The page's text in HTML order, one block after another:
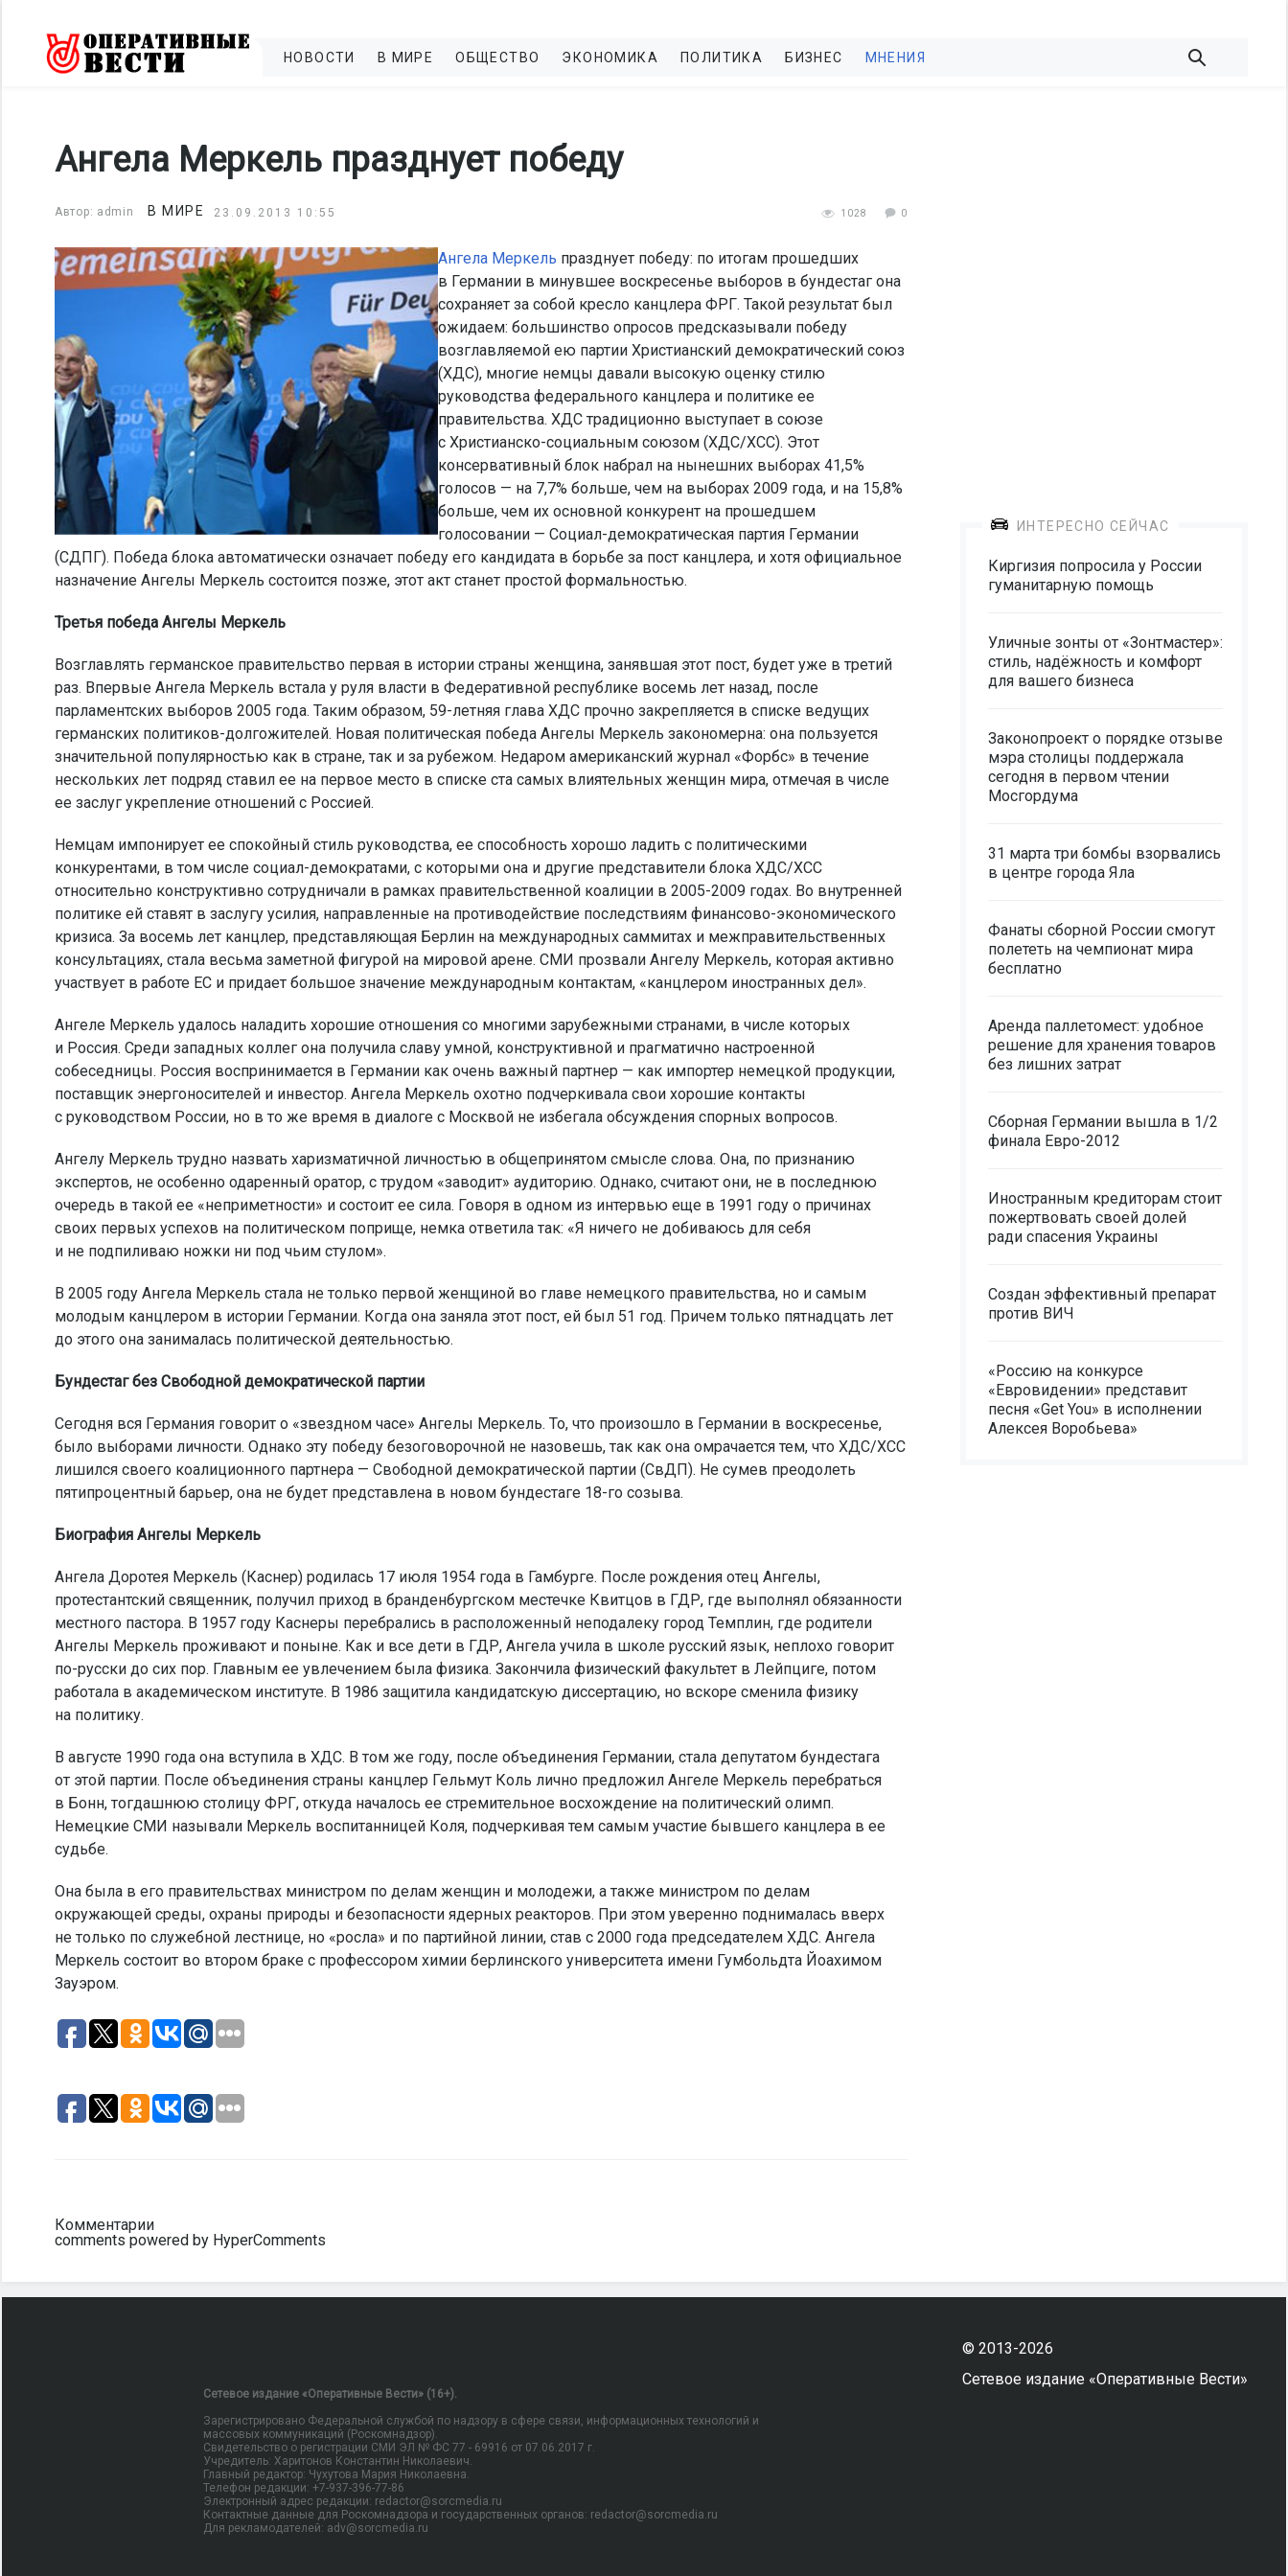
НОВОСТИ В МИРЕ ОБЩЕСТВО ЭКОНОМИКА ПОЛИТИКА БИЗНЕС МНЕНИЯ
Ангела Меркель празднует победу
Автор: admin В МИРЕ 23.09.2013 10:55 1028 0
Ангела Меркель празднует победу: по итогам прошедших
в Германии в минувшее воскресенье выборов в бундестаг она
сохраняет за собой кресло канцлера ФРГ. Такой результат был
ожидаем: большинство опросов предсказывали победу
возглавляемой ею партии Христианский демократический союз
(ХДС), многие немцы давали высокую оценку стилю
руководства федерального канцлера и политике ее
правительства. ХДС традиционно выступает в союзе
с Христианско-социальным союзом (ХДС/ХСС). Этот
консервативный блок набрал на нынешних выборах 41,5%
голосов — на 7,7% больше, чем на выборах 2009 года, и на 15,8%
больше, чем их основной конкурент на прошедшем
голосовании — Социал-демократическая партия Германии
(СДПГ). Победа блока автоматически означает победу его кандидата в борьбе за пост канцлера, и хотя официальное
назначение Ангелы Меркель состоится позже, этот акт станет простой формальностью.
Третья победа Ангелы Меркель
Возглавлять германское правительство первая в истории страны женщина, занявшая этот пост, будет уже в третий
раз. Впервые Ангела Меркель встала у руля власти в Федеративной республике восемь лет назад, после
парламентских выборов 2005 года. Таким образом, 59-летняя глава ХДС прочно закрепляется в списке ведущих
германских политиков-долгожителей. Новая политическая победа Ангелы Меркель закономерна: она пользуется
значительной популярностью как в стране, так и за рубежом. Недаром американский журнал «Форбс» в течение
нескольких лет подряд ставил ее на первое место в списке ста самых влиятельных женщин мира, отмечая в числе
ее заслуг укрепление отношений с Россией.
Немцам импонирует ее спокойный стиль руководства, ее способность хорошо ладить с политическими
конкурентами, в том числе социал-демократами, с которыми она и другие представители блока ХДС/ХСС
относительно конструктивно сотрудничали в рамках правительственной коалиции в 2005-2009 годах. Во внутренней
политике ей ставят в заслугу усилия, направленные на противодействие последствиям финансово-экономического
кризиса. За восемь лет канцлер, представляющая Берлин на международных саммитах и межправительственных
консультациях, стала весьма заметной фигурой на мировой арене. СМИ прозвали Ангелу Меркель, которая активно
участвует в работе ЕС и придает большое значение международным контактам, «канцлером иностранных дел».
Ангеле Меркель удалось наладить хорошие отношения со многими зарубежными странами, в числе которых
и Россия. Среди западных коллег она получила славу умной, конструктивной и прагматично настроенной
собеседницы. Россия воспринимается в Германии как очень важный партнер — как импортер немецкой продукции,
поставщик энергоносителей и инвестор. Ангела Меркель охотно подчеркивала свои хорошие контакты
с руководством России, но в то же время в диалоге с Москвой не избегала обсуждения спорных вопросов.
Ангелу Меркель трудно назвать харизматичной личностью в общепринятом смысле слова. Она, по признанию
экспертов, не особенно одаренный оратор, с трудом «заводит» аудиторию. Однако, считают они, не в последнюю
очередь в такой ее «неприметности» и состоит ее сила. Говоря в одном из интервью еще в 1991 году о причинах
своих первых успехов на политическом поприще, немка ответила так: «Я ничего не добиваюсь для себя
и не подпиливаю ножки ни под чьим стулом».
В 2005 году Ангела Меркель стала не только первой женщиной во главе немецкого правительства, но и самым
молодым канцлером в истории Германии. Когда она заняла этот пост, ей был 51 год. Причем только пятнадцать лет
до этого она занималась политической деятельностью.
Бундестаг без Свободной демократической партии
Сегодня вся Германия говорит о «звездном часе» Ангелы Меркель. То, что произошло в Германии в воскресенье,
было выборами личности. Однако эту победу безоговорочной не назовешь, так как она омрачается тем, что ХДС/ХСС
лишился своего коалиционного партнера — Свободной демократической партии (СвДП). Не сумев преодолеть
пятипроцентный барьер, она не будет представлена в новом бундестаге 18-го созыва.
Биография Ангелы Меркель
Ангела Доротея Меркель (Каснер) родилась 17 июля 1954 года в Гамбурге. После рождения отец Ангелы,
протестантский священник, получил приход в бранденбургском местечке Квитцов в ГДР, где выполнял обязанности
местного пастора. В 1957 году Каснеры перебрались в расположенный неподалеку город Темплин, где родители
Ангелы Меркель проживают и поныне. Как и все дети в ГДР, Ангела учила в школе русский язык, неплохо говорит
по-русски до сих пор. Главным ее увлечением была физика. Закончила физический факультет в Лейпциге, потом
работала в академическом институте. В 1986 защитила кандидатскую диссертацию, но вскоре сменила физику
на политику.
В августе 1990 года она вступила в ХДС. В том же году, после объединения Германии, стала депутатом бундестага
от этой партии. После объединения страны канцлер Гельмут Коль лично предложил Ангеле Меркель перебраться
в Бонн, тогдашнюю столицу ФРГ, откуда началось ее стремительное восхождение на политический олимп.
Немецкие СМИ называли Меркель воспитанницей Коля, подчеркивая тем самым участие бывшего канцлера в ее
судьбе.
Она была в его правительствах министром по делам женщин и молодежи, а также министром по делам
окружающей среды, охраны природы и безопасности ядерных реакторов. При этом уверенно поднималась вверх
не только по служебной лестнице, но «росла» и по партийной линии, став с 2000 года председателем ХДС. Ангела
Меркель состоит во втором браке с профессором химии берлинского университета имени Гумбольдта Йоахимом
Зауэром.
Комментарии
comments powered by HyperComments
ИНТЕРЕСНО СЕЙЧАС
Киргизия попросила у России
гуманитарную помощь
Уличные зонты от «Зонтмастер»:
стиль, надёжность и комфорт
для вашего бизнеса
Законопроект о порядке отзыве
мэра столицы поддержала
сегодня в первом чтении
Мосгордума
31 марта три бомбы взорвались
в центре города Яла
Фанаты сборной России смогут
полететь на чемпионат мира
бесплатно
Аренда паллетомест: удобное
решение для хранения товаров
без лишних затрат
Сборная Германии вышла в 1/2
финала Евро-2012
Иностранным кредиторам стоит
пожертвовать своей долей
ради спасения Украины
Создан эффективный препарат
против ВИЧ
«Россию на конкурсе
«Евровидении» представит
песня «Get You» в исполнении
Алексея Воробьева»
Сетевое издание «Оперативные Вести» (16+).
Зарегистрировано Федеральной службой по надзору в сфере связи, информационных технологий и
массовых коммуникаций (Роскомнадзор).
Свидетельство о регистрации СМИ ЭЛ № ФС 77 - 69916 от 07.06.2017 г.
Учредитель: Харитонов Константин Николаевич.
Главный редактор: Чухутова Мария Николаевна.
Телефон редакции: +7-937-396-77-86
Электронный адрес редакции: redactor@sorcmedia.ru
Контактные данные для Роскомнадзора и государственных органов: redactor@sorcmedia.ru
Для рекламодателей: adv@sorcmedia.ru
© 2013-2026
Сетевое издание «Оперативные Вести»